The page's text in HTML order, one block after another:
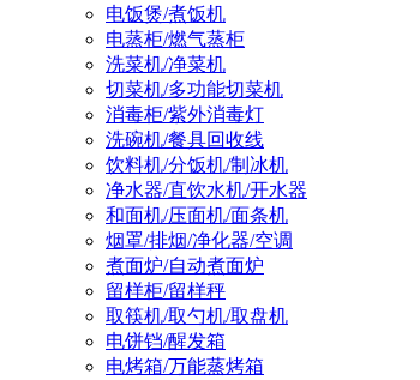
电饭煲/煮饭机
电蒸柜/燃气蒸柜
洗菜机/净菜机
切菜机/多功能切菜机
消毒柜/紫外消毒灯
洗碗机/餐具回收线
饮料机/分饭机/制冰机
净水器/直饮水机/开水器
和面机/压面机/面条机
烟罩/排烟/净化器/空调
煮面炉/自动煮面炉
留样柜/留样秤
取筷机/取勺机/取盘机
电饼铛/醒发箱
电烤箱/万能蒸烤箱